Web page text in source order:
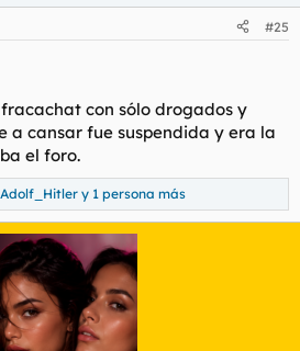
#25
con sólo drogados y
a cansar fue suspendida y era la
el foro.
Adolf_Hitler y 1 persona más